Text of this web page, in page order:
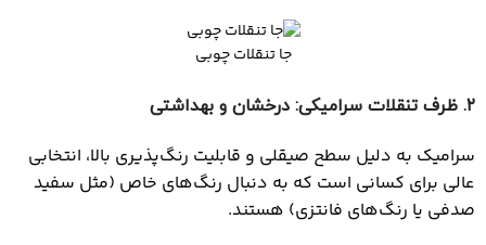
جا تنقلات چوبی
۲. ظرف تنقلات سرامیکی: درخشان و بهداشتی
سرامیک به دلیل سطح صیقلی و قابلیت رنگ‌پذیری بالا، انتخابی
عالی برای کسانی است که به دنبال رنگ‌های خاص (مثل سفید
صدفی یا رنگ‌های فانتزی) هستند.